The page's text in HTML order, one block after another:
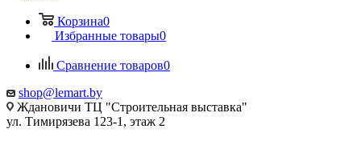
Корзина0
Избранные товары0
Сравнение товаров0
shop@lemart.by
Ждановичи ТЦ "Строительная выставка"
ул. Тимирязева 123-1, этаж 2